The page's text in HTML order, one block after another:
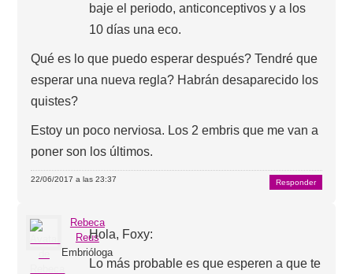
baje el periodo, anticonceptivos y a los
10 días una eco.
Qué es lo que puedo esperar después? Tendré que
esperar una nueva regla? Habrán desaparecido los
quistes?
Estoy un poco nerviosa. Los 2 embris que me van a
poner son los últimos.
22/06/2017 a las 23:37 Responder
Rebeca
Reus
Embrióloga
Hola, Foxy:
Lo más probable es que esperen a que te